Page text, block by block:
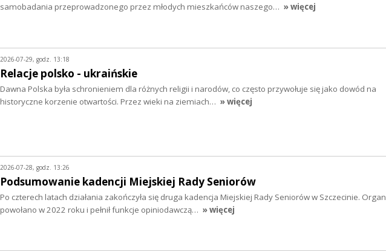
samobadania przeprowadzonego przez młodych mieszkańców naszego… » więcej
2026-07-29, godz. 13:18
Relacje polsko - ukraińskie
Dawna Polska była schronieniem dla różnych religii i narodów, co często przywołuje się jako dowód na
historyczne korzenie otwartości. Przez wieki na ziemiach… » więcej
2026-07-28, godz. 13:26
Podsumowanie kadencji Miejskiej Rady Seniorów
Po czterech latach działania zakończyła się druga kadencja Miejskiej Rady Seniorów w Szczecinie. Organ
powołano w 2022 roku i pełnił funkcje opiniodawczą… » więcej